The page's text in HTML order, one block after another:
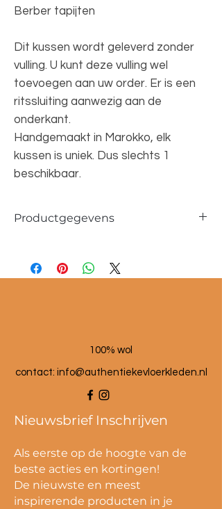
Berber tapijten
Dit kussen wordt geleverd zonder
vulling. U kunt deze vulling wel
toevoegen aan uw order. Er is een
ritssluiting aanwezig aan de
onderkant.
Handgemaakt in Marokko, elk
kussen is uniek. Dus slechts 1
beschikbaar.
Productgegevens
100% wol
contact: info@authentiekevloerkleden.nl
Nieuwsbrief Inschrijven
Als eerste op de hoogte van de
beste acties en kortingen!
De nieuwste en meest
inspirerende producten in je